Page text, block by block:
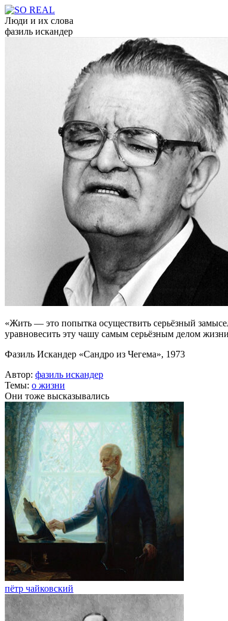
Люди и их слова
фазиль искандер
«Жить — это попытка осуществить серьёзный
уравновесить эту чашу самым серьёзным делом
Фазиль Искандер «Сандро из Чегема», 1973
Автор: фазиль искандер
Темы: о жизни
Они тоже высказывались
пётр чайковский